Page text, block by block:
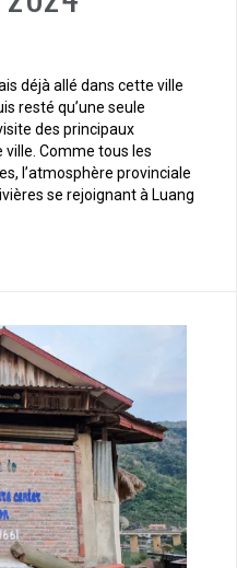
déjà allé dans cette ville
resté qu’une seule
des principaux
Comme tous les
l’atmosphère provinciale
se rejoignant à Luang